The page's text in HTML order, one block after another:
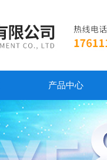
产品中心